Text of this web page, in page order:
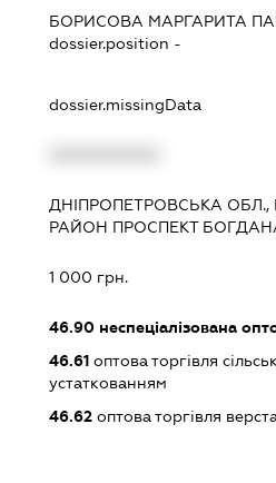
БОРИСОВА МАРГАРИТА
dossier.position -
dossier.missingData
ДНІПРОПЕТРОВСЬКА ОБЛ.,
РАЙОН ПРОСПЕКТ
1 000 грн.
46.90неспеціалізована
46.61оптова торгівля
устаткованням
46.62оптова торгівля